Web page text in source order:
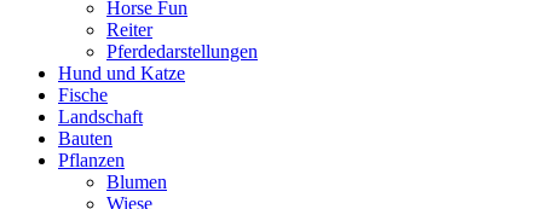
Horse Fun
Reiter
Pferdedarstellungen
Hund und Katze
Fische
Landschaft
Bauten
Pflanzen
Blumen
Wiese